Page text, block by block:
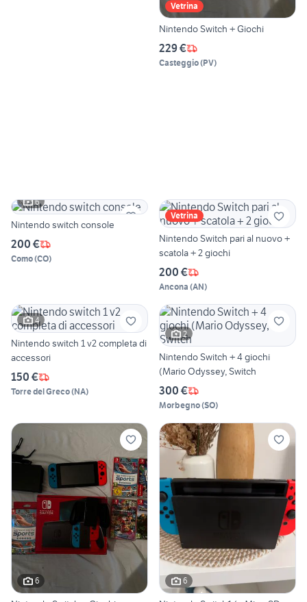
Vetrina
Nintendo Switch + Giochi
229 €
Casteggio(PV)
6
Nintendo switch console
200 €
Como(CO)
Vetrina
Nintendo Switch pari al nuovo +
scatola + 2 giochi
200 €
Ancona (AN)
4
Nintendo switch 1 v2 completa di
accessori
150 €
Torre del Greco(NA)
2
Nintendo Switch + 4 giochi
(Mario Odyssey, Switch
300 €
Morbegno(SO)
6 6